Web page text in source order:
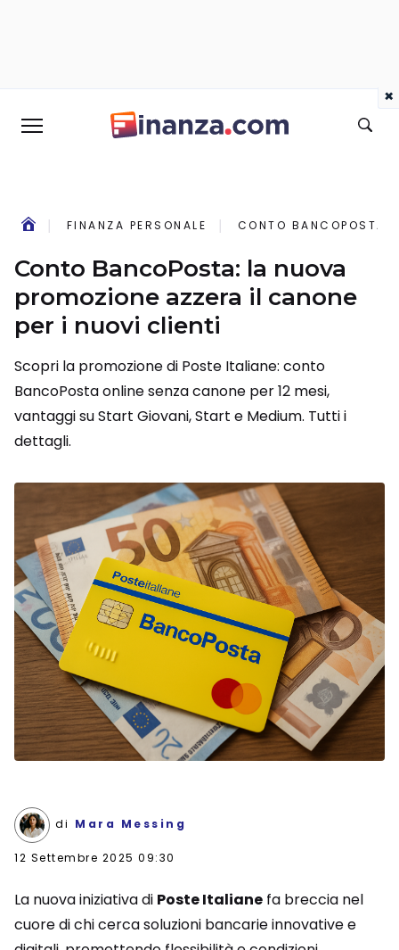
FINANZA PERSONALE CONTO BANCOPOSTA:
Conto BancoPosta: la nuova
promozione azzera il canone
per i nuovi clienti
Scopri la promozione di Poste Italiane: conto
BancoPosta online senza canone per 12 mesi,
vantaggi su Start Giovani, Start e Medium. Tutti i
dettagli.
di Mara Messing
12 Settembre 2025 09:30
La nuova iniziativa di Poste Italiane fa breccia nel
cuore di chi cerca soluzioni bancarie innovative e
×